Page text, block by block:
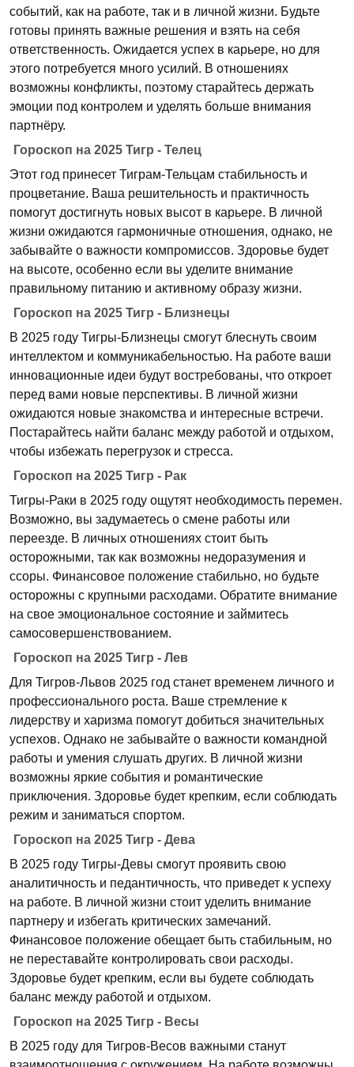
событий, как на работе, так и в личной жизни. Будьте
готовы принять важные решения и взять на себя
ответственность. Ожидается успех в карьере, но для
этого потребуется много усилий. В отношениях
возможны конфликты, поэтому старайтесь держать
эмоции под контролем и уделять больше внимания
партнёру.
Гороскоп на 2025 Тигр - Телец
Этот год принесет Тиграм-Тельцам стабильность и
процветание. Ваша решительность и практичность
помогут достигнуть новых высот в карьере. В личной
жизни ожидаются гармоничные отношения, однако, не
забывайте о важности компромиссов. Здоровье будет
на высоте, особенно если вы уделите внимание
правильному питанию и активному образу жизни.
Гороскоп на 2025 Тигр - Близнецы
В 2025 году Тигры-Близнецы смогут блеснуть своим
интеллектом и коммуникабельностью. На работе ваши
инновационные идеи будут востребованы, что откроет
перед вами новые перспективы. В личной жизни
ожидаются новые знакомства и интересные встречи.
Постарайтесь найти баланс между работой и отдыхом,
чтобы избежать перегрузок и стресса.
Гороскоп на 2025 Тигр - Рак
Тигры-Раки в 2025 году ощутят необходимость перемен.
Возможно, вы задумаетесь о смене работы или
переезде. В личных отношениях стоит быть
осторожными, так как возможны недоразумения и
ссоры. Финансовое положение стабильно, но будьте
осторожны с крупными расходами. Обратите внимание
на свое эмоциональное состояние и займитесь
самосовершенствованием.
Гороскоп на 2025 Тигр - Лев
Для Тигров-Львов 2025 год станет временем личного и
профессионального роста. Ваше стремление к
лидерству и харизма помогут добиться значительных
успехов. Однако не забывайте о важности командной
работы и умения слушать других. В личной жизни
возможны яркие события и романтические
приключения. Здоровье будет крепким, если соблюдать
режим и заниматься спортом.
Гороскоп на 2025 Тигр - Дева
В 2025 году Тигры-Девы смогут проявить свою
аналитичность и педантичность, что приведет к успеху
на работе. В личной жизни стоит уделить внимание
партнеру и избегать критических замечаний.
Финансовое положение обещает быть стабильным, но
не переставайте контролировать свои расходы.
Здоровье будет крепким, если вы будете соблюдать
баланс между работой и отдыхом.
Гороскоп на 2025 Тигр - Весы
В 2025 году для Тигров-Весов важными станут